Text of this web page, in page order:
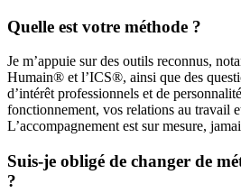
Quelle est votre méthode ?
Je m’appuie sur des outils reconnus,
Humain® et l’ICS®, ainsi que des
d’intérêt professionnels et de
fonctionnement, vos relations au travail
L’accompagnement est sur mesure,
Suis-je obligé de changer de
?